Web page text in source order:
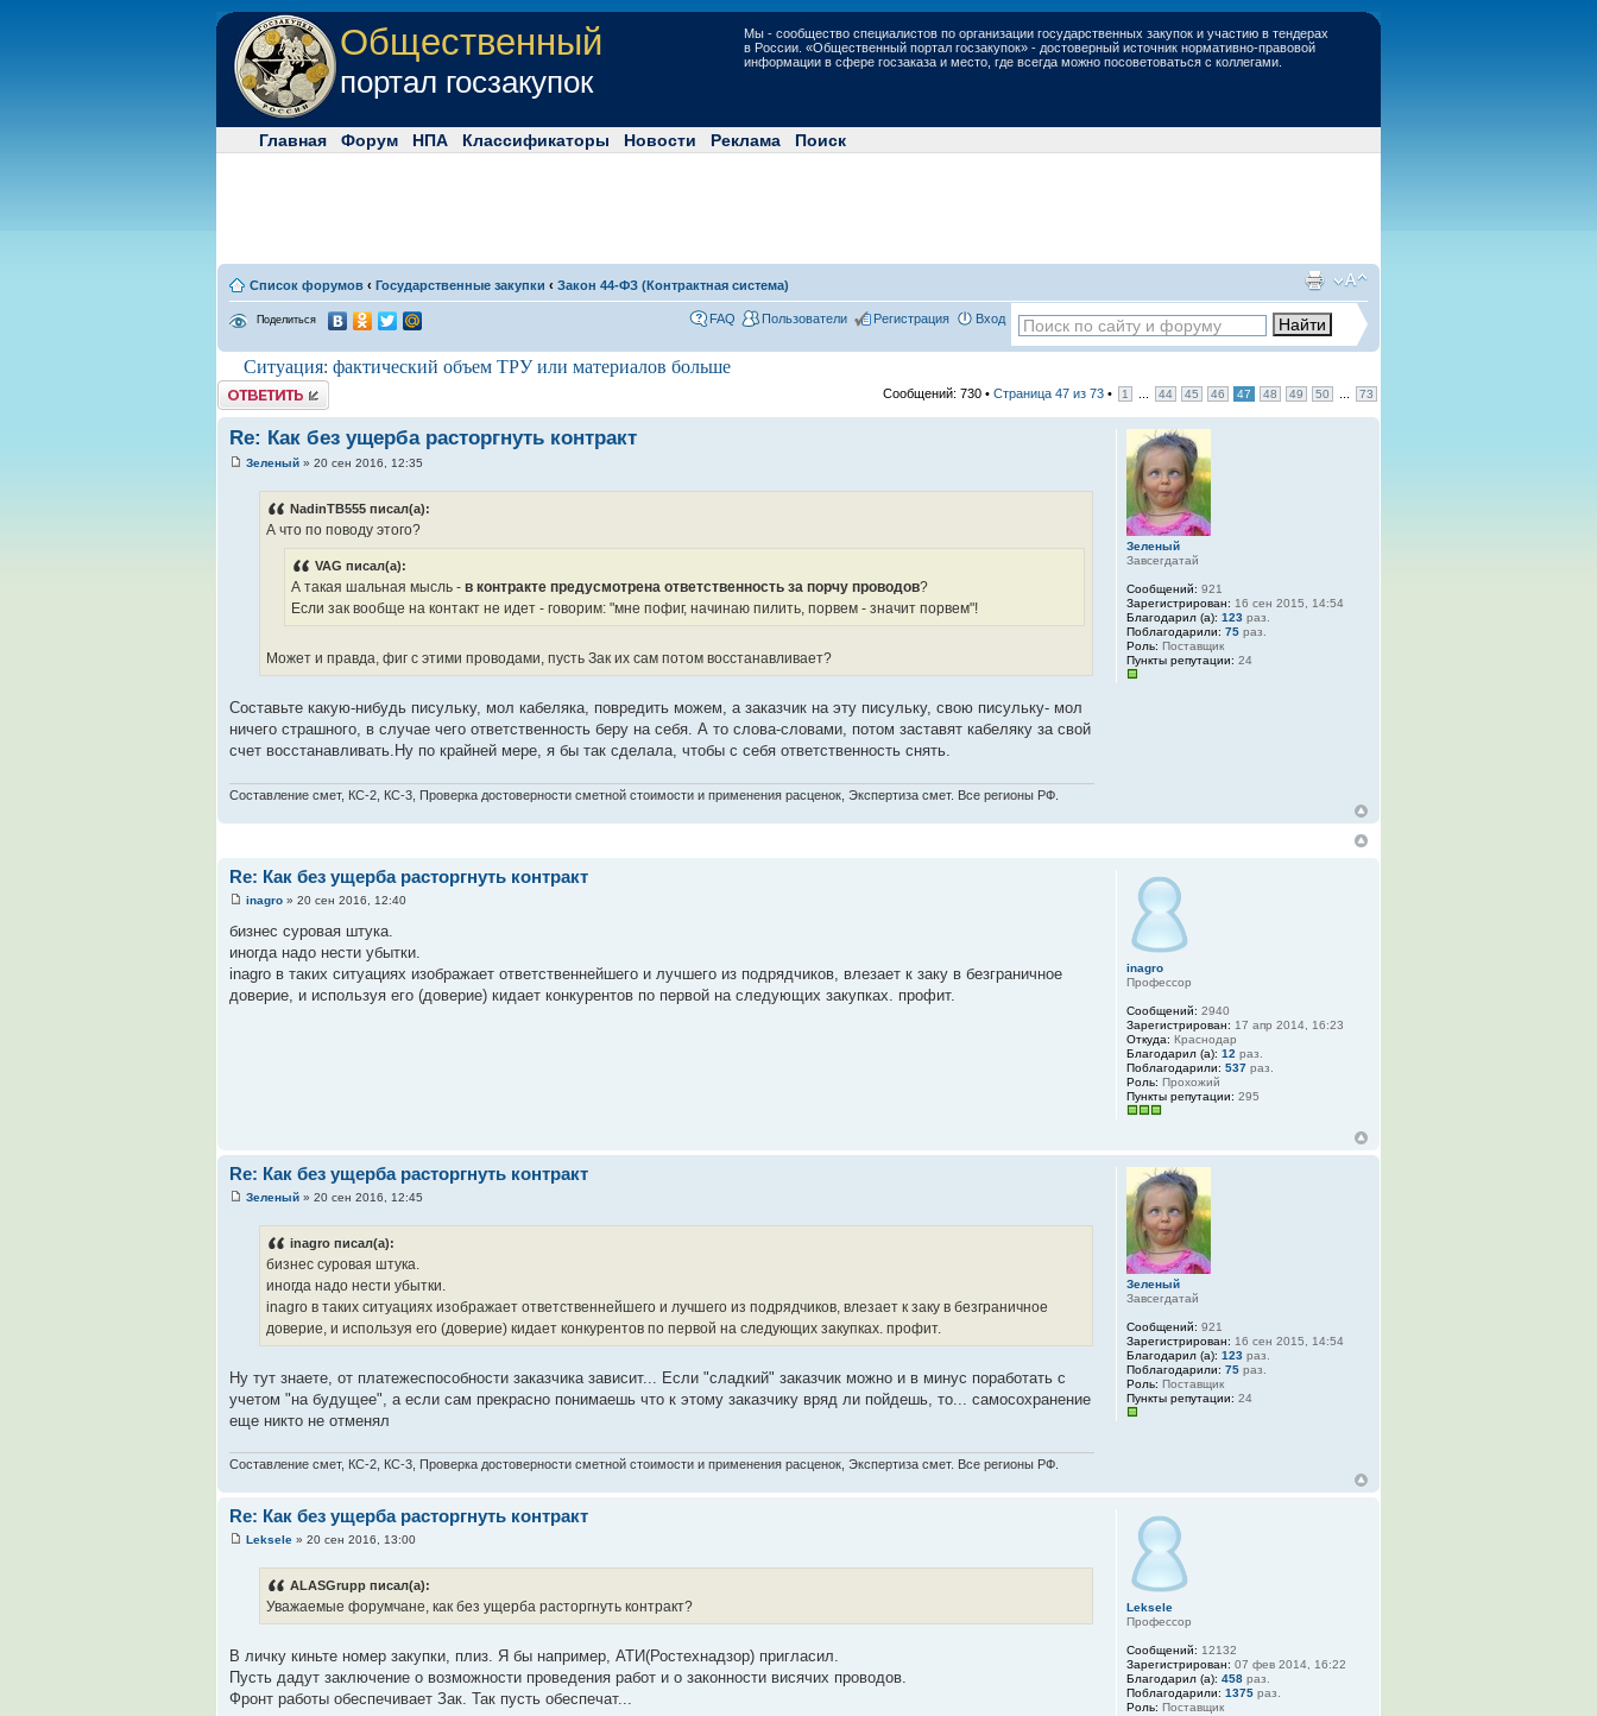
Мы - сообщество специалистов по организации государственных закупок и участию в тендерах
в России. «Общественный портал госзакупок» - достоверный источник нормативно-правовой
информации в сфере госзаказа и место, где всегда можно посоветоваться с коллегами.
Общественный
портал госзакупок
Главная Форум НПА Классификаторы Новости Реклама Поиск
Список форумов ‹ Государственные закупки ‹ Закон 44-ФЗ (Контрактная система)
Поделиться FAQ Пользователи Регистрация Вход
Ситуация: фактический объем ТРУ или материалов больше
Комментировать Сообщений: 730 • Страница 47 из 73 • 1 44 45 46 47 48 49 50 73
Re: Как без ущерба расторгнуть контракт
Зеленый » 20 сен 2016, 12:35
NadinTB555 писал(а):
А что по поводу этого?
VAG писал(а):
А такая шальная мысль - в контракте предусмотрена ответственность за порчу проводов?
Если зак вообще на контакт не идет - говорим: "мне пофиг, начинаю пилить, порвем - значит порвем"!
Может и правда, фиг с этими проводами, пусть Зак их сам потом восстанавливает?
Составьте какую-нибудь писульку, мол кабеляка, повредить можем, а заказчик на эту писульку, свою писульку- мол
ничего страшного, в случае чего ответственность беру на себя. А то слова-словами, потом заставят кабеляку за свой
счет восстанавливать.Ну по крайней мере, я бы так сделала, чтобы с себя ответственность снять.
Составление смет, КС-2, КС-3, Проверка достоверности сметной стоимости и применения расценок, Экспертиза смет. Все регионы РФ.
Зеленый
Завсегдатай
Сообщений: 921
Зарегистрирован: 16 сен 2015, 14:54
Благодарил (а): 123 раз.
Поблагодарили: 75 раз.
Роль: Поставщик
Пункты репутации: 24
Re: Как без ущерба расторгнуть контракт
inagro » 20 сен 2016, 12:40
бизнес суровая штука.
иногда надо нести убытки.
inagro в таких ситуациях изображает ответственнейшего и лучшего из подрядчиков, влезает к заку в безграничное
доверие, и используя его (доверие) кидает конкурентов по первой на следующих закупках. профит.
inagro
Профессор
Сообщений: 2940
Зарегистрирован: 17 апр 2014, 16:23
Откуда: Краснодар
Благодарил (а): 12 раз.
Поблагодарили: 537 раз.
Роль: Прохожий
Пункты репутации: 295
Re: Как без ущерба расторгнуть контракт
Зеленый » 20 сен 2016, 12:45
inagro писал(а):
бизнес суровая штука.
иногда надо нести убытки.
inagro в таких ситуациях изображает ответственнейшего и лучшего из подрядчиков, влезает к заку в безграничное
доверие, и используя его (доверие) кидает конкурентов по первой на следующих закупках. профит.
Ну тут знаете, от платежеспособности заказчика зависит... Если "сладкий" заказчик можно и в минус поработать с
учетом "на будущее", а если сам прекрасно понимаешь что к этому заказчику вряд ли пойдешь, то... самосохранение
еще никто не отменял
Составление смет, КС-2, КС-3, Проверка достоверности сметной стоимости и применения расценок, Экспертиза смет. Все регионы РФ.
Зеленый
Завсегдатай
Сообщений: 921
Зарегистрирован: 16 сен 2015, 14:54
Благодарил (а): 123 раз.
Поблагодарили: 75 раз.
Роль: Поставщик
Пункты репутации: 24
Re: Как без ущерба расторгнуть контракт
Leksele » 20 сен 2016, 13:00
ALASGrupp писал(а):
Уважаемые форумчане, как без ущерба расторгнуть контракт?
В личку киньте номер закупки, плиз. Я бы например, АТИ(Ростехнадзор) пригласил.
Пусть дадут заключение о возможности проведения работ и о законности висячих проводов.
Фронт работы обеспечивает Зак. Так пусть обеспечат...
Leksele
Профессор
Сообщений: 12132
Зарегистрирован: 07 фев 2014, 16:22
Благодарил (а): 458 раз.
Поблагодарили: 1375 раз.
Роль: Поставщик